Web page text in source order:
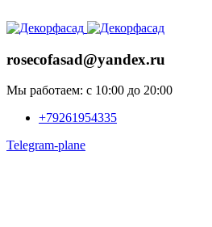
rosecofasad@yandex.ru
Мы работаем: с 10:00 до 20:00
+79261954335
Telegram-plane